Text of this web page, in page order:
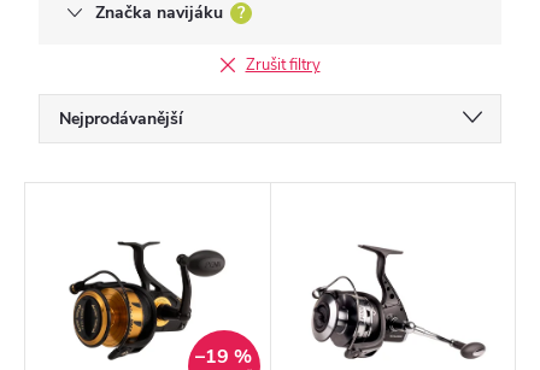
Značka navijáku ?
Zrušit filtry
a
z
Nejprodávanější
Abecedně
–19 %